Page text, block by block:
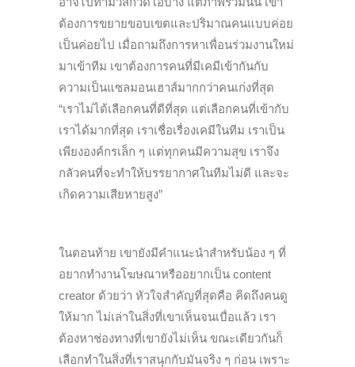
ต้องการขยายขอบเขตและปริมาณคนแบบค่อย
เป็นค่อยไป เมื่อถามถึงการหาเพื่อนร่วมงานใหม่
มาเข้าทีม เขาต้องการคนที่มีเคมีเข้ากันกับ
ความเป็นแซลมอนเฮาส์มากกว่าคนเก่งที่สุด
“เราไม่ได้เลือกคนที่ดีที่สุด แต่เลือกคนที่เข้ากับ
เราได้มากที่สุด เราเชื่อเรื่องเคมีในทีม เราเป็น
เพียงองค์กรเล็ก ๆ แต่ทุกคนมีความสุข เราจึง
กลัวคนที่จะทำให้บรรยากาศในทีมไม่ดี และจะ
เกิดความเสียหายสูง”
ในตอนท้าย เขายังมีคำแนะนำสำหรับน้อง ๆ ที่
อยากทำงานโฆษณาหรืออยากเป็น content
creator ด้วยว่า หัวใจสำคัญที่สุดคือ คิดถึงคนดู
ให้มาก ไม่เล่าในสิ่งที่เขาเห็นจนเบื่อแล้ว เรา
ต้องหาช่องทางที่เขายังไม่เห็น ขณะเดียวกันก็
เลือกทำในสิ่งที่เราสนุกกับมันจริง ๆ ก่อน เพราะ